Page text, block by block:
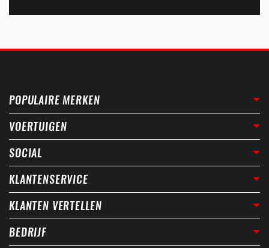
POPULAIRE MERKEN
VOERTUIGEN
SOCIAL
KLANTENSERVICE
KLANTEN VERTELLEN
BEDRIJF